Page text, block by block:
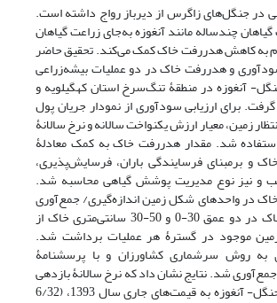
در جنگل‌های زاگرس از دیرباز رواج داشته است.
چندساله مانند آنغوزه به‌جای زراعت گیاهان
به کاهش هدررفت خاک کمک می‌کند. تحقیق حاضر
و هدررفت خاک در دو عملیات بیشه‌زراعی
آنغوزه در منطقۀ تنگ‌سرخ استان کهگیلویه و
برای ارزیابی سودآوری از نمودار جریان پول
زمین، معیار ارزش یکنواخت سالانه و نرخ سالانۀ
شد. مقدار هدررفت خاک به کمک معادلۀ
و بر‌مبنای فرسایندگی باران، فرسایش‌پذیری،
و نیز نوع مدیریت پوشش گیاهی محاسبه شد.
در واحدهای شکل زمین اندازه‌گیری/ جمع‌آوری
شد. نمونه‌های خاک در دو عمق 30-0 و 50-30 سانتی‌متری خاک از
موجود در گسترۀ هر عملیات برداشت شد.
به روش سرشماری کشاورزان و با پرسشنامۀ
شد. نتایج نشان داد که نرخ سالانۀ بازدهی
سرمایه عملیات جنگل- آنغوزه به قیمت‌های جاری سال 1393، (6/32